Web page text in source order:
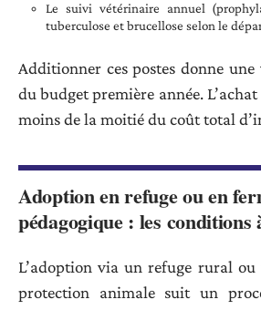
Le suivi vétérinaire annuel
tuberculose et brucellose selon le
Additionner ces postes donne
du budget première année.
moins de la moitié du coût total
Adoption en refuge ou en
pédagogique : les
L’adoption via un refuge rural ou
protection animale suit un